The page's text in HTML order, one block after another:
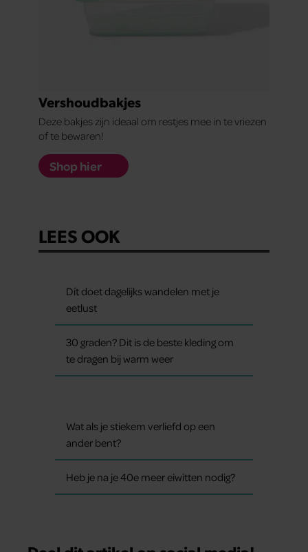
Vershoudbakjes
Deze bakjes zijn ideaal om restjes mee in te vriezen
of te bewaren!
Shop hier
LEES OOK
Dít doet dagelijks wandelen met je
eetlust
30 graden? Dit is de beste kleding om
te dragen bij warm weer
Wat als je stiekem verliefd op een
ander bent?
Heb je na je 40e meer eiwitten nodig?